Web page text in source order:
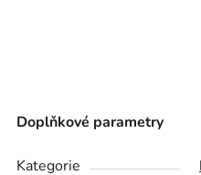
Doplňkové parametry
Kategorie